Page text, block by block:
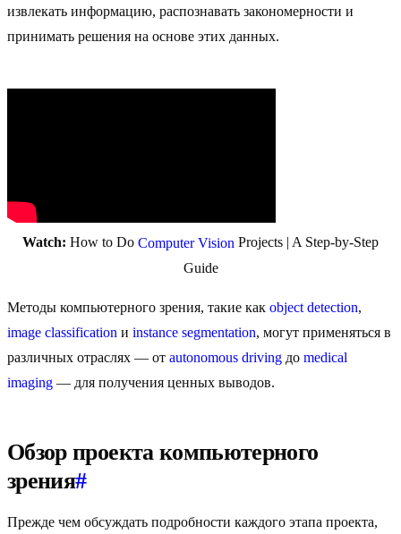
извлекать информацию, распознавать закономерности и
принимать решения на основе этих данных.
Watch: How to Do Computer Vision Projects | A Step-by-Step
Guide
Методы компьютерного зрения, такие как object detection,
image classification и instance segmentation, могут применяться в
различных отраслях — от autonomous driving до medical
imaging — для получения ценных выводов.
Обзор проекта компьютерного
зрения#
Прежде чем обсуждать подробности каждого этапа проекта,